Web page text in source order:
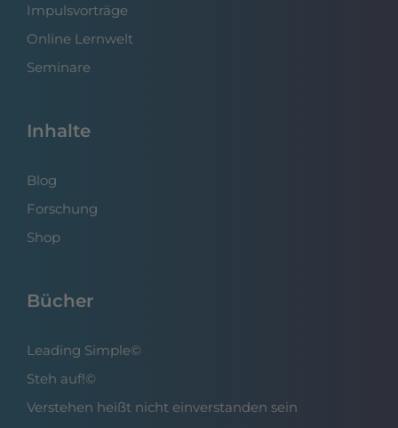
Impulsvorträge
Online Lernwelt
Seminare
Inhalte
Blog
Forschung
Shop
Bücher
Leading Simple©
Steh auf!©
Verstehen heißt nicht einverstanden sein